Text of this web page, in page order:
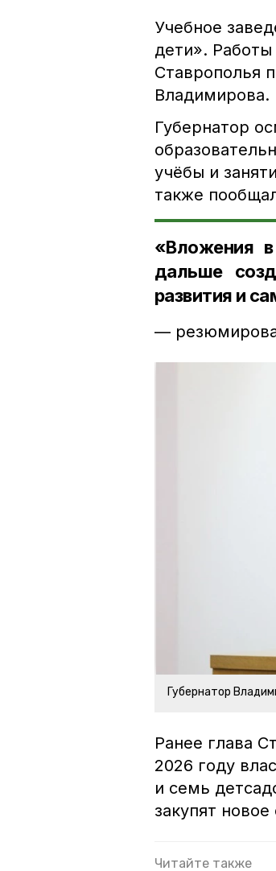
Учебное
дети».
Ставрополья
Владимирова.
Губернатор
учёбы и
также
«Вложения
дальше
развития и
—
Губернатор
Ранее глава
2026 году
и семь
закупят
Читайте также